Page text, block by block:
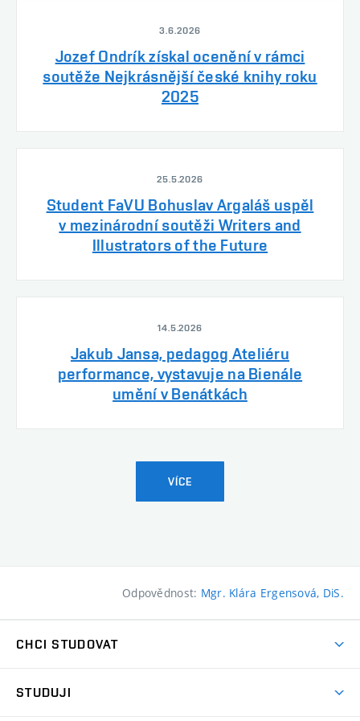
3.6.2026
Jozef Ondrík získal ocenění v rámci
soutěže Nejkrásnější české knihy roku
2025
25.5.2026
Student FaVU Bohuslav Argaláš uspěl
v mezinárodní soutěži Writers and
Illustrators of the Future
14.5.2026
Jakub Jansa, pedagog Ateliéru
performance, vystavuje na Bienále
umění v Benátkách
VÍCE
Odpovědnost: Mgr. Klára Ergensová, DiS.
CHCI STUDOVAT
STUDUJI